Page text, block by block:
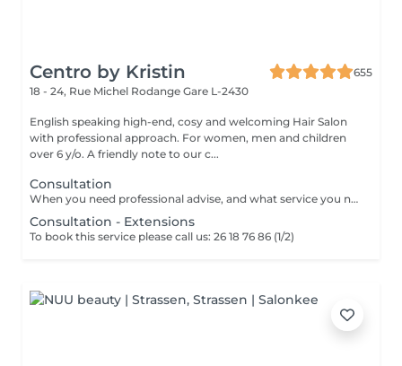
Centro by Kristin
655
18 - 24, Rue Michel Rodange Gare L-2430
English speaking high-end, cosy and welcoming Hair Salon
with professional approach. For women, men and children
over 6 y/o. A friendly note to our c...
Consultation
When you need professional advise, and what service you need to book.
Consultation - Extensions
To book this service please call us: 26 18 76 86 (1/2)